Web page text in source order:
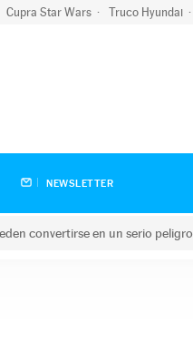
Cupra Star Wars Truco Hyundai
NEWSLETTER
convertirse en un serio peligro